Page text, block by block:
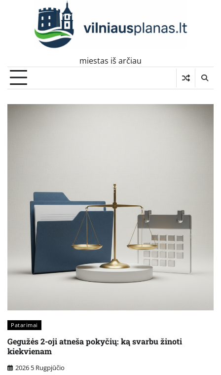
miestas iš arčiau
Patarimai
Gegužės 2-oji atneša pokyčių: ką svarbu žinoti
kiekvienam
2026 5 Rugpjūčio